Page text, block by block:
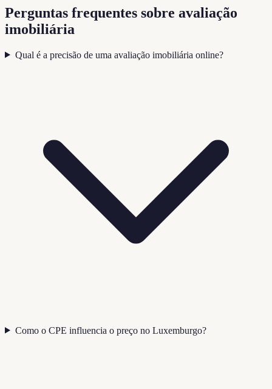
Perguntas frequentes sobre avaliação
imobiliária
Qual é a precisão de uma avaliação imobiliária online?
Como o CPE influencia o preço no Luxemburgo?